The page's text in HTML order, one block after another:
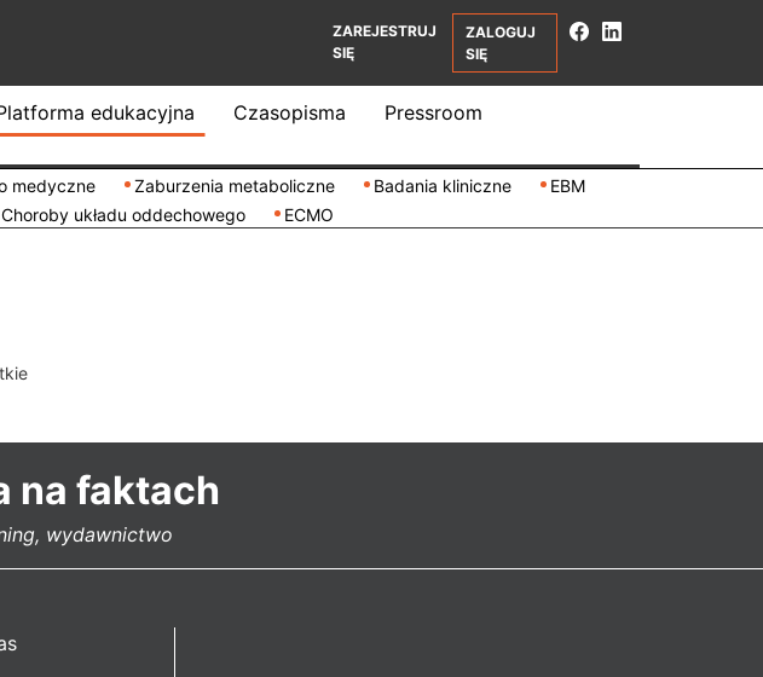
ZAREJESTRUJ
SIĘ
ZALOGUJ
SIĘ
edukacyjna Czasopisma Pressroom
medyczne Zaburzenia metaboliczne Badania kliniczne
EBM
Choroby układu oddechowego ECMO
na faktach
wydawnictwo